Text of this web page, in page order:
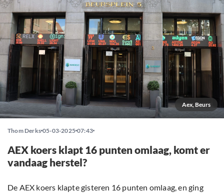
Aex, Beurs
Thom Derks 05-03-2025 07:43
AEX koers klapt 16 punten omlaag, komt er
vandaag herstel?
De AEX koers klapte gisteren 16 punten omlaag, en ging